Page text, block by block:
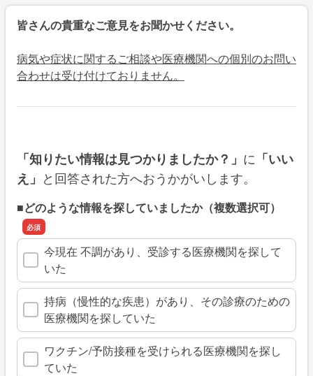
皆さんの貴重なご意見をお聞かせください。
病気や症状に関するご相談や医療機関への個別のお問い
合わせは受け付けておりません。
「知りたい情報は見つかりましたか？」 に 「いい
え」 と回答された方へおうかがいします。
■どのような情報を探していましたか（複数選択可）
今現在 不調があり、受診する医療機関を探して
いた
持病（慢性的な疾患）があり、その診療のための
医療機関を探していた
ワクチン/予防接種を受けられる医療機関を探し
ていた